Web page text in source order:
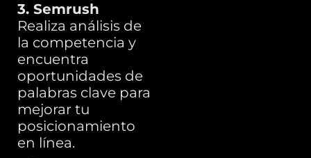
3. Semrush
Realiza análisis de
la competencia y
encuentra
oportunidades de
palabras clave para
mejorar tu
posicionamiento
en línea.